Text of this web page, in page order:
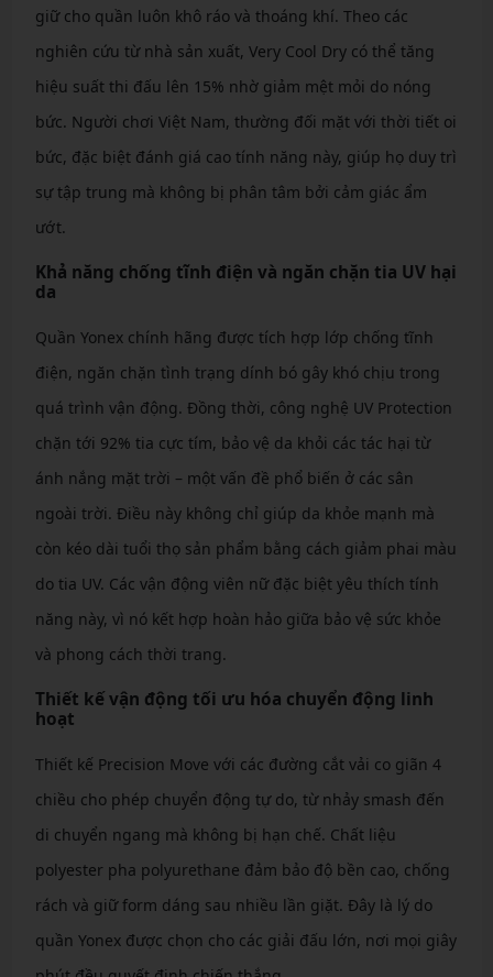
giữ cho quần luôn khô ráo và thoáng khí. Theo các
nghiên cứu từ nhà sản xuất, Very Cool Dry có thể tăng
hiệu suất thi đấu lên 15% nhờ giảm mệt mỏi do nóng
bức. Người chơi Việt Nam, thường đối mặt với thời tiết oi
bức, đặc biệt đánh giá cao tính năng này, giúp họ duy trì
sự tập trung mà không bị phân tâm bởi cảm giác ẩm
ướt.
Khả năng chống tĩnh điện và ngăn chặn tia UV hại
da
Quần Yonex chính hãng được tích hợp lớp chống tĩnh
điện, ngăn chặn tình trạng dính bó gây khó chịu trong
quá trình vận động. Đồng thời, công nghệ UV Protection
chặn tới 92% tia cực tím, bảo vệ da khỏi các tác hại từ
ánh nắng mặt trời – một vấn đề phổ biến ở các sân
ngoài trời. Điều này không chỉ giúp da khỏe mạnh mà
còn kéo dài tuổi thọ sản phẩm bằng cách giảm phai màu
do tia UV. Các vận động viên nữ đặc biệt yêu thích tính
năng này, vì nó kết hợp hoàn hảo giữa bảo vệ sức khỏe
và phong cách thời trang.
Thiết kế vận động tối ưu hóa chuyển động linh
hoạt
Thiết kế Precision Move với các đường cắt vải co giãn 4
chiều cho phép chuyển động tự do, từ nhảy smash đến
di chuyển ngang mà không bị hạn chế. Chất liệu
polyester pha polyurethane đảm bảo độ bền cao, chống
rách và giữ form dáng sau nhiều lần giặt. Đây là lý do
quần Yonex được chọn cho các giải đấu lớn, nơi mọi giây